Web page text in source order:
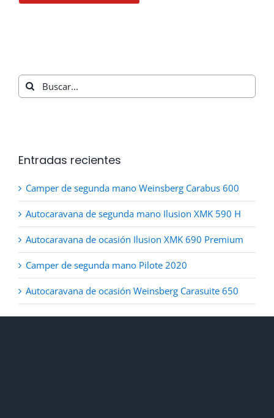
Buscar:
Entradas recientes
Camper de segunda mano Weinsberg Carabus 600
Autocaravana de segunda mano Ilusion XMK 590 H
Autocaravana de ocasión Ilusion XMK 690 Premium
Camper de segunda mano Pilote 2020
Autocaravana de ocasión Weinsberg Carasuite 650